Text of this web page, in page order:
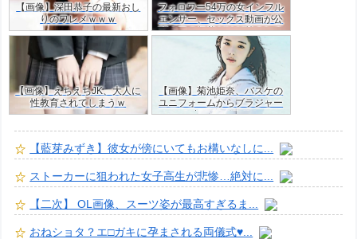
【画像】深田恭子の最新おし
りのワレメｗｗｗ
フォロワー54万の女インフル
エンサー、セックス動画が公
開！目の保養だけど羨ましす
ぎた・・ｗｗ
【画像】えちえちJK、大人に
性教育されてしまうｗ
【画像】菊池姫奈、バスケの
ユニフォームからブラジャー
はみ出すJKグラドルｗ
【藍芽みずき】彼女が傍にいてもお構いなしに...
ストーカーに狙われた女子高生が悲惨…絶対に...
【二次】 OL画像、スーツ姿が最高すぎるま...
おねショタ？エ□ガキに孕まされる両儀式♥️...